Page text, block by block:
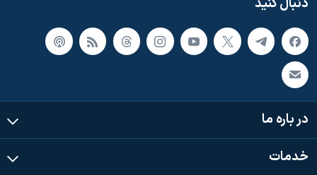
دنبال کنید
در باره ما
خدمات